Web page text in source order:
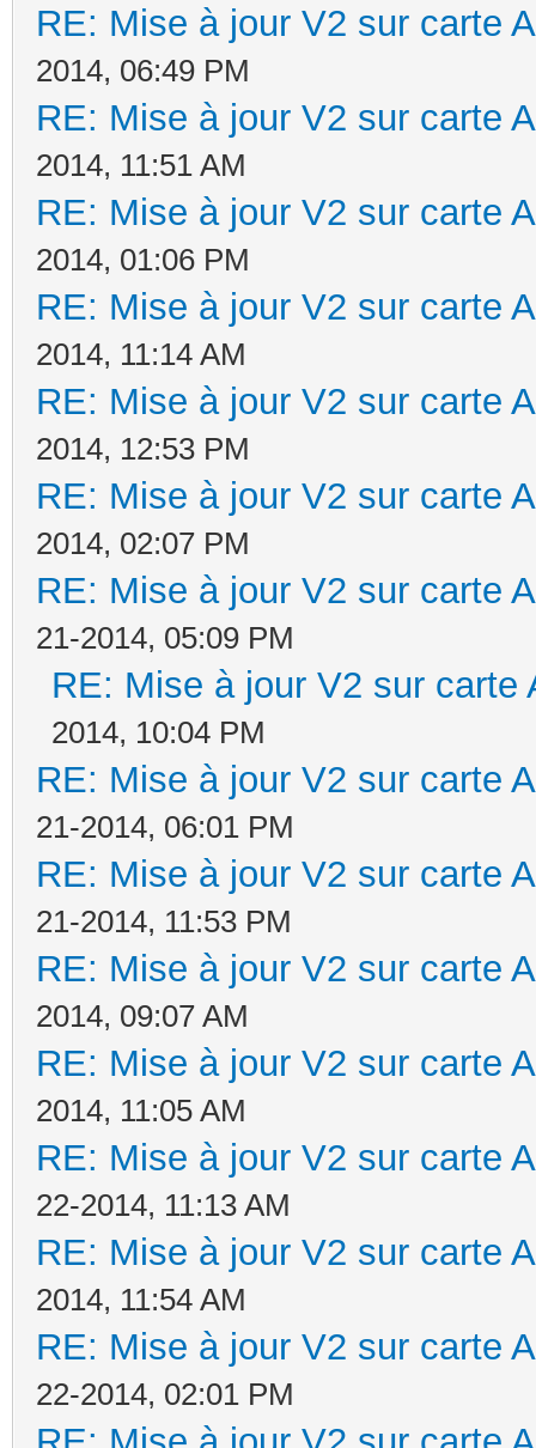
RE: Mise à jour V2 sur carte
2014, 06:49 PM
RE: Mise à jour V2 sur carte
2014, 11:51 AM
RE: Mise à jour V2 sur carte
2014, 01:06 PM
RE: Mise à jour V2 sur carte
2014, 11:14 AM
RE: Mise à jour V2 sur carte
2014, 12:53 PM
RE: Mise à jour V2 sur carte
2014, 02:07 PM
RE: Mise à jour V2 sur carte
21-2014, 05:09 PM
RE: Mise à jour V2 sur carte
2014, 10:04 PM
RE: Mise à jour V2 sur carte
21-2014, 06:01 PM
RE: Mise à jour V2 sur carte
21-2014, 11:53 PM
RE: Mise à jour V2 sur carte
2014, 09:07 AM
RE: Mise à jour V2 sur carte
2014, 11:05 AM
RE: Mise à jour V2 sur carte
22-2014, 11:13 AM
RE: Mise à jour V2 sur carte
2014, 11:54 AM
RE: Mise à jour V2 sur carte
22-2014, 02:01 PM